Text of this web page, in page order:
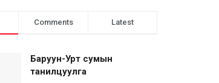
Comments Latest
Баруун-Урт сумын
танилцуулга